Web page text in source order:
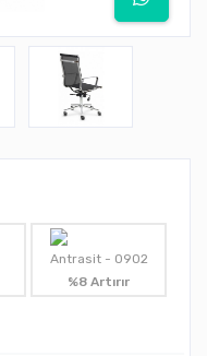
Antrasit - 0902
%8 Artırır